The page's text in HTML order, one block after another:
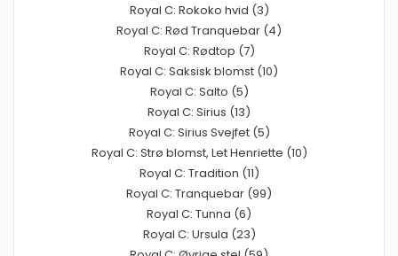
Royal C: Rokoko hvid (3)
Royal C: Rød Tranquebar (4)
Royal C: Rødtop (7)
Royal C: Saksisk blomst (10)
Royal C: Salto (5)
Royal C: Sirius (13)
Royal C: Sirius Svejfet (5)
Royal C: Strø blomst, Let Henriette (10)
Royal C: Tradition (11)
Royal C: Tranquebar (99)
Royal C: Tunna (6)
Royal C: Ursula (23)